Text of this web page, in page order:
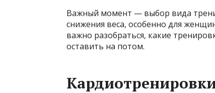
Важный момент — выбор вида
снижения веса, особенно для
важно разобраться, какие
оставить на потом.